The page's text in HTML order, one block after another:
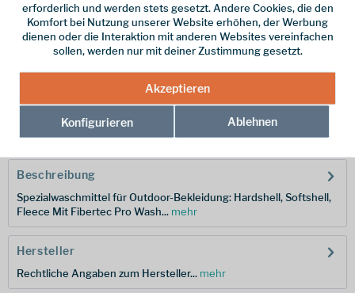
vorrätig | Lieferzeit 1-3 Werktage
In den Warenkorb
Hersteller-Nr.:
Beschreibung
Spezialwaschmittel für Outdoor-Bekleidung: Hardshell, Softshell,
Fleece Mit Fibertec Pro Wash... mehr
Hersteller
Rechtliche Angaben zum Hersteller... mehr
erforderlich und werden stets gesetzt. Andere Cookies, die den
Komfort bei Nutzung unserer Website erhöhen, der Werbung
dienen oder die Interaktion mit anderen Websites vereinfachen
sollen, werden nur mit deiner Zustimmung gesetzt.
Akzeptieren
Konfigurieren Ablehnen